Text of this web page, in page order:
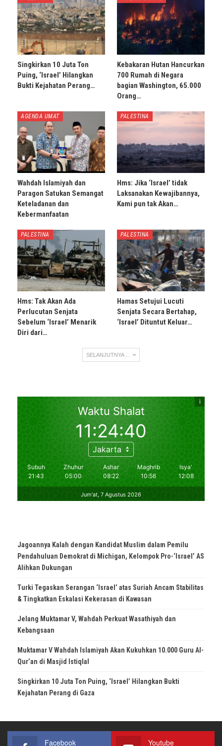
Singkirkan 10 Juta Ton
Puing, ‘Israel’ Hilangkan
Bukti Kejahatan Perang…
Kebakaran Hutan Hancurkan
700 Rumah di Negara
bagian Washington, 65.000
Orang…
AGENDA UMAT
Wahdah Islamiyah dan
Paragon Satukan Semangat
Keteladanan dan
Kebermanfaatan
PALESTINA
Hms: Jika ‘Israel’ tidak
Laksanakan Kewajibannya,
Kami pun tak Akan…
PALESTINA
Hms: Tak Akan Ada
Perlucutan Senjata
Sebelum ‘Israel’ Menarik
Diri dari…
PALESTINA
Hamas Setujui Lucuti
Senjata Secara Bertahap,
‘Israel’ Dituntut Keluar…
SELANJUTNYA ...
Jagoannya Kalah dengan Kandidat Muslim dalam Pemilu
Pendahuluan Demokrat di Michigan, Kelompok Pro-‘Israel’ AS
Alihkan Dukungan
Turki Tegaskan Serangan ‘Israel’ atas Suriah Ancam Stabilitas
& Tingkatkan Eskalasi Kekerasan di Kawasan
Jelang Muktamar V, Wahdah Perkuat Wasathiyah dan
Kebangsaan
Muktamar V Wahdah Islamiyah Akan Kukuhkan 10.000 Guru Al-
Qur’an di Masjid Istiqlal
Singkirkan 10 Juta Ton Puing, ‘Israel’ Hilangkan Bukti
Kejahatan Perang di Gaza
Facebook Youtube